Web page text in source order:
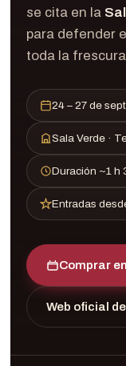
se cita en la
para defender
toda la
24 – 27 de
Sala Verde ·
Duración ~1 h
Entradas
Comprar
Web oficial